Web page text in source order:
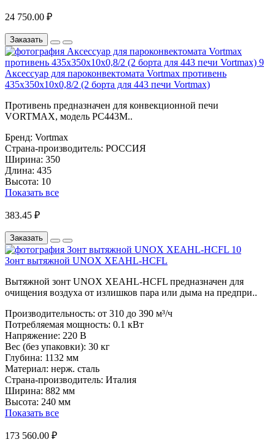
24 750.00 ₽
Заказать
Аксессуар для пароконвектомата Vortmax противень
435х350х10х0,8/2 (2 борта для 443 печи Vortmax)
Противень предназначен для конвекционной печи
VORTMAX, модель PC443M..
Бренд: Vortmax
Страна-производитель: РОССИЯ
Ширина: 350
Длина: 435
Высота: 10
Показать все
383.45 ₽
Заказать
Зонт вытяжной UNOX XEAHL-HCFL
Вытяжной зонт UNOX XEAHL-HCFL предназначен для
очищения воздуха от излишков пара или дыма на предпри..
Производительность: от 310 до 390 м³/ч
Потребляемая мощность: 0.1 кВт
Напряжение: 220 В
Вес (без упаковки): 30 кг
Глубина: 1132 мм
Материал: нерж. сталь
Страна-производитель: Италия
Ширина: 882 мм
Высота: 240 мм
Показать все
173 560.00 ₽